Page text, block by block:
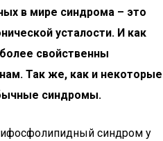
в мире синдрома – это
усталости. И как
свойственны
Так же, как и некоторые
синдромы.
синдром у